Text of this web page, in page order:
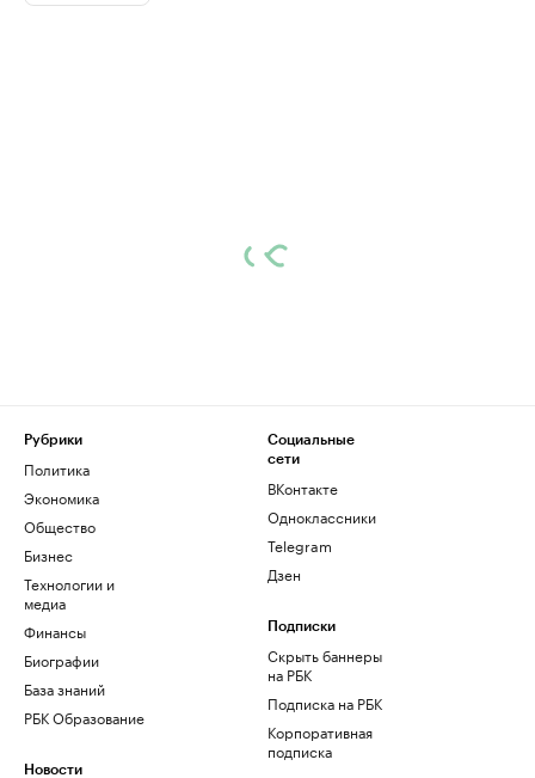
Рубрики
Политика
Экономика
Общество
Бизнес
Технологии и
медиа
Финансы
Биографии
База знаний
РБК Образование
Новости
Социальные
сети
ВКонтакте
Одноклассники
Telegram
Дзен
Подписки
Скрыть баннеры
на РБК
Подписка на РБК
Корпоративная
подписка